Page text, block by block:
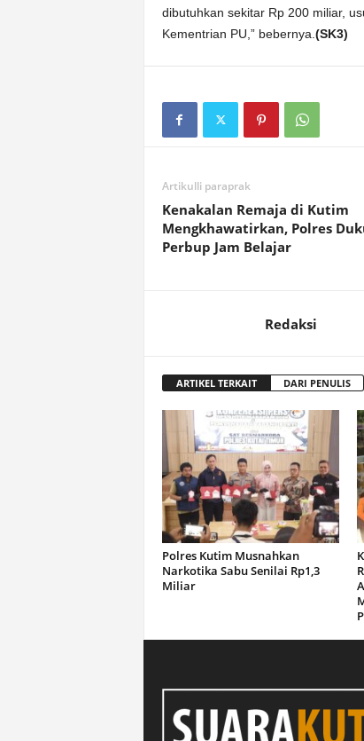
dibutuhkan sekitar Rp 200 miliar,
Kementrian PU,” bebernya. (SK3)
Artikulli paraprak
Kenakalan Remaja di Kutim
Mengkhawatirkan, Polres
Perbup Jam Belajar
Redaksi
ARTIKEL TERKAIT DARI PENULIS
Polres Kutim Musnahkan
Narkotika Sabu Senilai Rp1,3
Miliar